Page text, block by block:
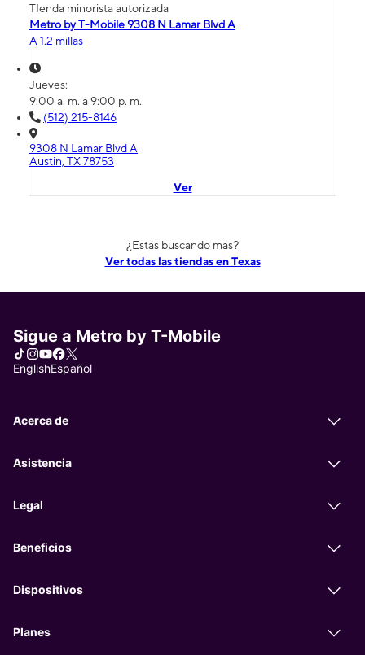
TIenda minorista autorizada
Metro by T-Mobile 9308 N Lamar Blvd A
A 1.2 millas
Jueves:
9:00 a. m. a 9:00 p. m.
(512) 215-8146
9308 N Lamar Blvd A
Austin, TX 78753
Ver
¿Estás buscando más?
Ver todas las tiendas en Texas